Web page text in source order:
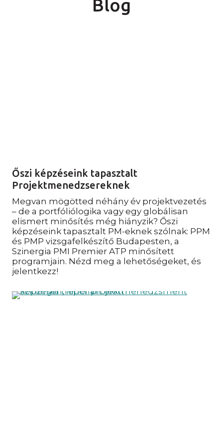
Blog
Őszi képzéseink tapasztalt
Projektmenedzsereknek
Megvan mögötted néhány év projektvezetés
– de a portfóliólogika vagy egy globálisan
elismert minősítés még hiányzik? Őszi
képzéseink tapasztalt PM-eknek szólnak: PPM
és PMP vizsgafelkészítő Budapesten, a
Szinergia PMI Premier ATP minősített
programjain. Nézd meg a lehetőségeket, és
jelentkezz!